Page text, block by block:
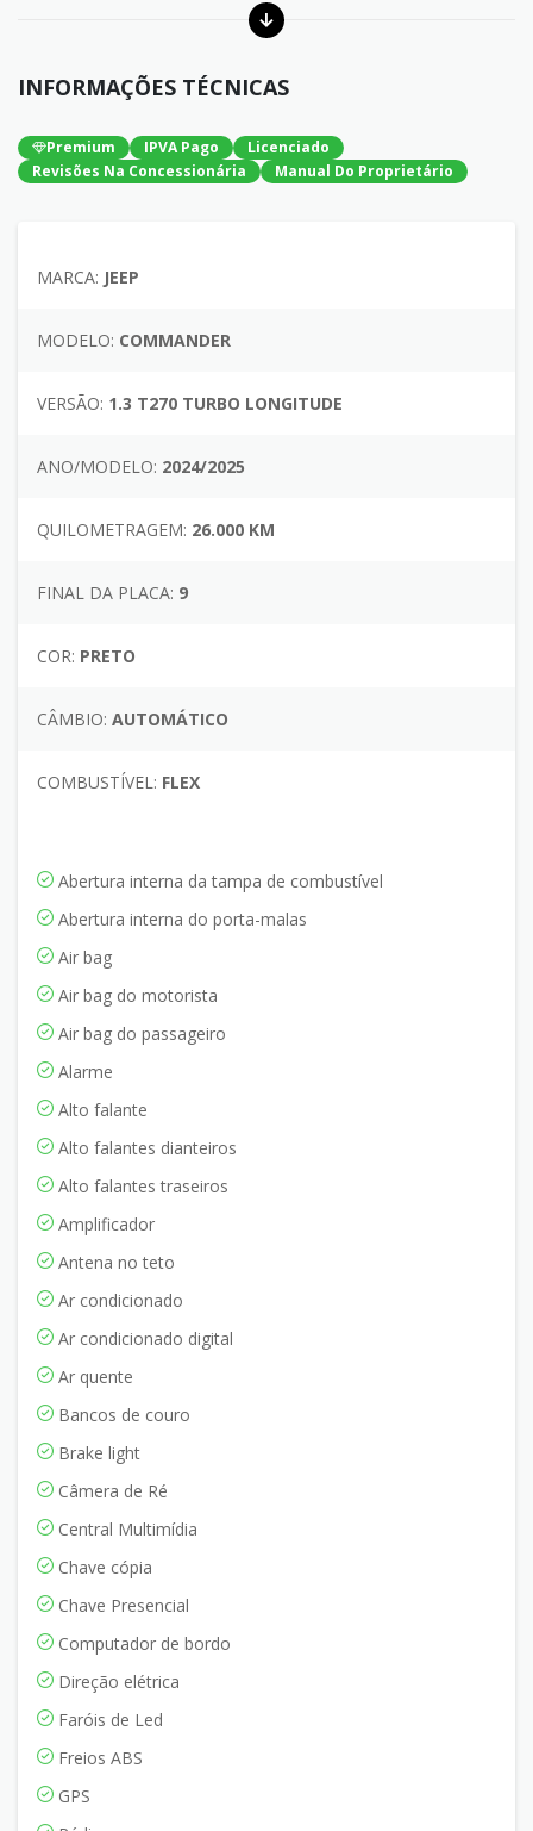
INFORMAÇÕES TÉCNICAS
Premium IPVA Pago
Licenciado
Revisões Na Concessionária
Manual Do Proprietário
MARCA: JEEP
MODELO: COMMANDER
VERSÃO: 1.3 T270 TURBO LONGITUDE
ANO/MODELO: 2024/2025
QUILOMETRAGEM: 26.000 KM
FINAL DA PLACA: 9
COR: PRETO
CÂMBIO: AUTOMÁTICO
COMBUSTÍVEL: FLEX
Abertura interna da tampa de combustível
Abertura interna do porta-malas
Air bag
Air bag do motorista
Air bag do passageiro
Alarme
Alto falante
Alto falantes dianteiros
Alto falantes traseiros
Amplificador
Antena no teto
Ar condicionado
Ar condicionado digital
Ar quente
Bancos de couro
Brake light
Câmera de Ré
Central Multimídia
Chave cópia
Chave Presencial
Computador de bordo
Direção elétrica
Faróis de Led
Freios ABS
GPS